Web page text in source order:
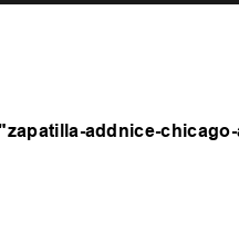
zapatilla-addnice-